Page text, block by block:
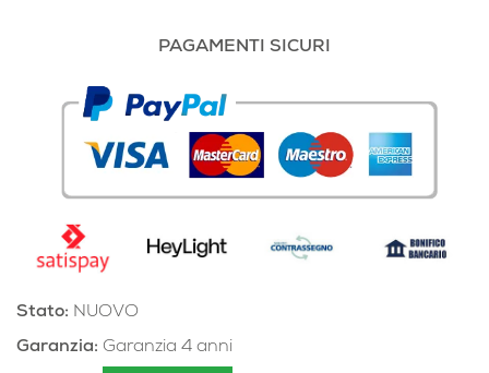
PAGAMENTI SICURI
Stato: NUOVO
Garanzia: Garanzia 4 anni